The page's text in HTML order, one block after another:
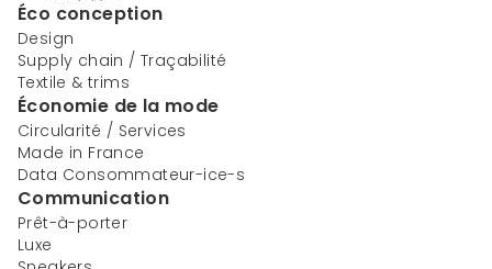
Éco conception
Design
Supply chain / Traçabilité
Textile & trims
Économie de la mode
Circularité / Services
Made in France
Data Consommateur-ice-s
Communication
Prêt-à-porter
Luxe